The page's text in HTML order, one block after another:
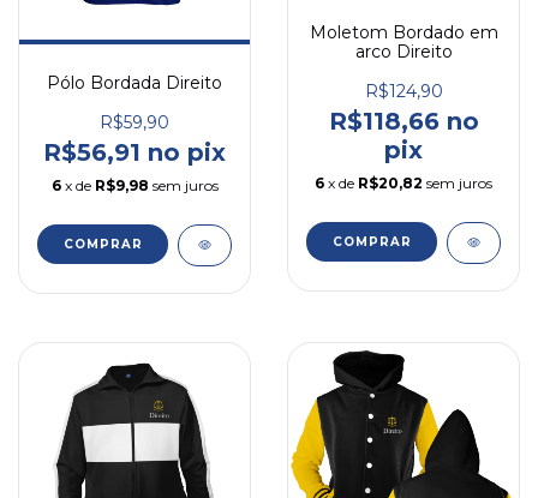
Pólo Bordada Direito
R$59,90
R$56,91 no pix
6 x de R$9,98 sem juros
COMPRAR
Moletom Bordado em
arco Direito
R$124,90
R$118,66 no
pix
6 x de R$20,82 sem juros
COMPRAR